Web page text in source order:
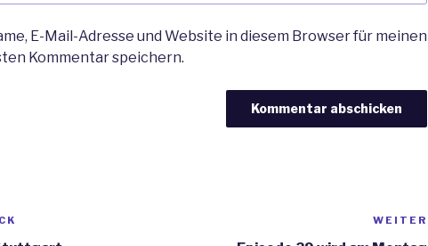
E-Mail-Adresse und Website in diesem Browser für meinen
Kommentar speichern.
WEITER